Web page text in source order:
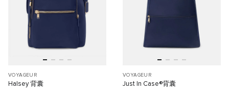
VOYAGEUR
Halsey 背囊
VOYAGEUR
Just In Case®背囊